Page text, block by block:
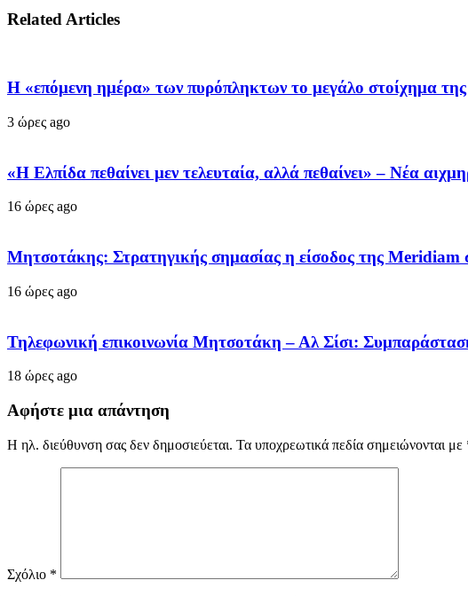
Related Articles
Η «επόμενη ημέρα» των πυρόπληκτων το μεγάλο στοίχημα της
3 ώρες ago
«Η Ελπίδα πεθαίνει μεν τελευταία, αλλά πεθαίνει» – Νέα
16 ώρες ago
Μητσοτάκης: Στρατηγικής σημασίας η είσοδος της
16 ώρες ago
Τηλεφωνική επικοινωνία Μητσοτάκη – Αλ Σίσι:
18 ώρες ago
Αφήστε μια απάντηση
Η ηλ. διεύθυνση σας δεν δημοσιεύεται. Τα υποχρεωτικά πεδία σημειώνονται με
Σχόλιο *